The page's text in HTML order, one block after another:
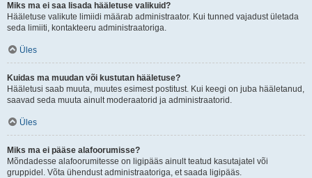
Miks ma ei saa lisada hääletuse valikuid?
Hääletuse valikute limiidi määrab administraator. Kui tunned vajadust ületada
seda limiiti, kontakteeru administraatoriga.
Üles
Kuidas ma muudan või kustutan hääletuse?
Hääletusi saab muuta, muutes esimest postitust. Kui keegi on juba hääletanud,
saavad seda muuta ainult moderaatorid ja administraatorid.
Üles
Miks ma ei pääse alafoorumisse?
Mõndadesse alafoorumitesse on ligipääs ainult teatud kasutajatel või
gruppidel. Võta ühendust administraatoriga, et saada ligipääs.